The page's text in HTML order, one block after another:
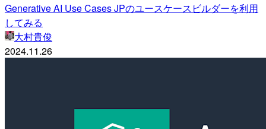
Generative AI Use Cases JPのユースケースビルダーを利用
してみる
大村貴俊
2024.11.26